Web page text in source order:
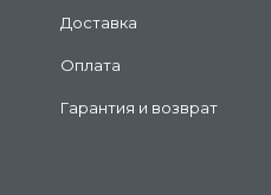
Доставка
Оплата
Гарантия и возврат